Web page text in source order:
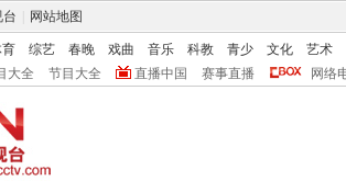
台 网站地图
综艺 春晚 戏曲 音乐 科教 青少 文化
艺术
大全 节目大全 直播中国 赛事直播 网络